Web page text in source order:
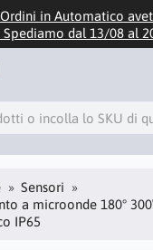
in Automatico
Spediamo dal 13/08 al
Sensori
a microonde 180°
IP65